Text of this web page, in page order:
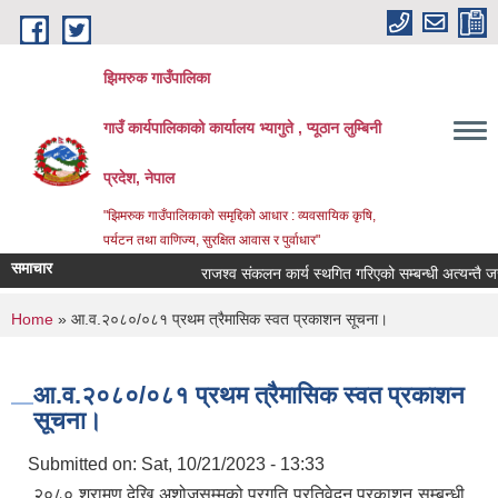
Skip to main content
झिमरुक गाउँपालिका
गाउँ कार्यपालिकाको कार्यालय भ्यागुते , प्यूठान लुम्बिनी
प्रदेश, नेपाल
"झिमरुक गाउँपालिकाको समृद्दिको आधार : व्यवसायिक कृषि,
पर्यटन तथा वाणिज्य, सुरक्षित आवास र पुर्वाधार"
समाचार राजश्व संकलन कार्य स्थगित गरिएको सम्बन्धी अत्यन्तै
You are here
Home » आ.व.२०८०/०८१ प्रथम त्रैमासिक स्वत प्रकाशन सूचना।
आ.व.२०८०/०८१ प्रथम त्रैमासिक स्वत प्रकाशन
सूचना।
Submitted on: Sat, 10/21/2023 - 13:33